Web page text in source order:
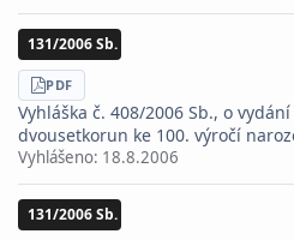
131/2006 Sb.
STÁHNOUT
PDF
Vyhláška č. 408/2006 Sb., o
dvousetkorun ke 100. výročí
Vyhlášeno: 18.8.2006
131/2006 Sb.